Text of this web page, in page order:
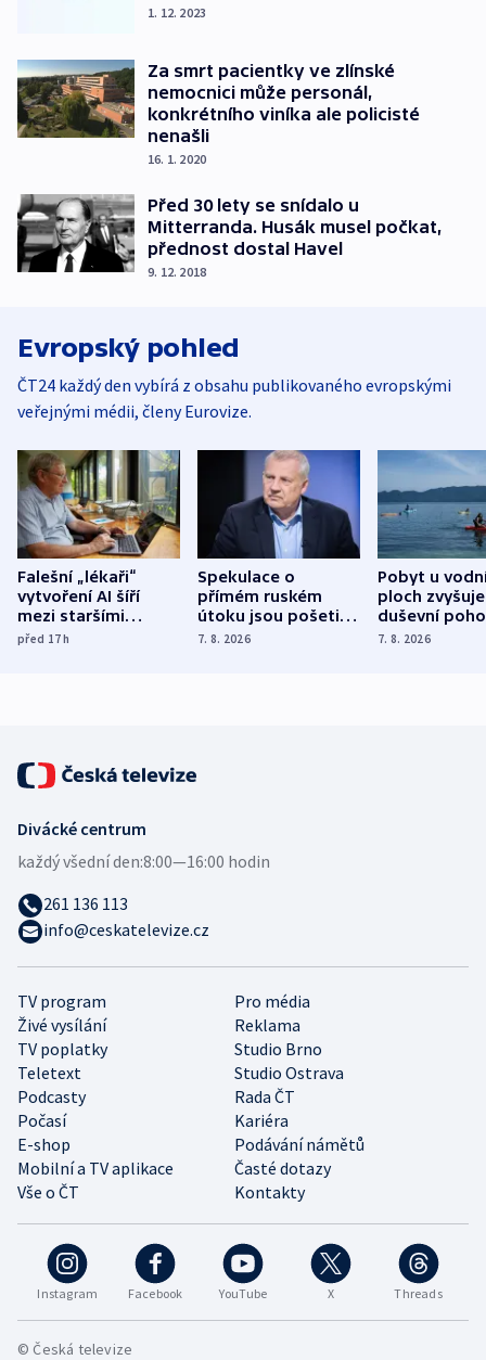
1. 12. 2023
Za smrt pacientky ve zlínské
nemocnici může personál,
konkrétního viníka ale policisté
nenašli
16. 1. 2020
Před 30 lety se snídalo u
Mitterranda. Husák musel počkat,
přednost dostal Havel
9. 12. 2018
Evropský pohled
ČT24 každý den vybírá z obsahu publikovaného evropskými
veřejnými médii, členy Eurovize.
Falešní „lékaři“
vytvoření AI šíří
mezi staršími
Poláky nebezpečné
před 17h
Spekulace o
přímém ruském
útoku jsou pošetilé,
míní estonský
7. 8. 2026
Pobyt u
ploch zvyšuje
duševní
ukázala
7. 8. 2026
Instagram Facebook YouTube X Threads
TV program
Pro média
Živé vysílání
Reklama
TV poplatky
Studio Brno
Teletext
Studio Ostrava
Podcasty
Rada ČT
Počasí
Kariéra
E-shop
Podávání námětů
Mobilní a TV aplikace
Časté dotazy
Vše o ČT
Kontakty
Divácké centrum
každý všední den:8:00—16:00 hodin
261 136 113
info@ceskatelevize.cz
© Česká televize